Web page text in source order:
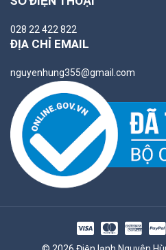
028 22 422 822
ĐỊA CHỈ EMAIL
nguyenhung355@gmail.com